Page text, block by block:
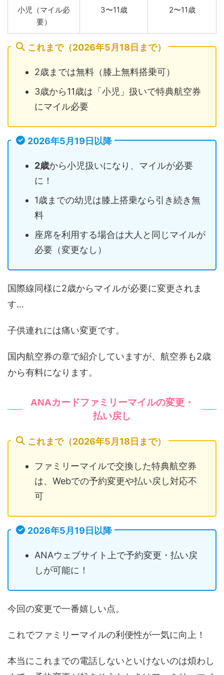
小児（マイル必
要）
3〜11歳 2〜11歳
これまで（2026年5月18日まで）
2歳までは無料（膝上無料搭乗可）
3歳から11歳は「小児」扱いで特典航空券
にマイル必要
2026年5月19日以降
2歳から小児扱いになり、マイルが必要
に！
1歳までの幼児は膝上搭乗なら引き続き無
料
座席を利用する場合は大人と同じマイルが
必要（変更なし）
国際線同様に2歳からマイルが必要に変更されま
す…
子供連れには痛い変更です。
国内航空券の章で紹介していますが、航空券も2歳
から有料になります。
ANAカードファミリーマイルの変更・
払い戻し
これまで（2026年5月18日まで）
ファミリーマイルで交換した特典航空券
は、Webでの予約変更や払い戻し対応不
可
2026年5月19日以降
ANAウェブサイト上で予約変更・払い戻
しが可能に！
今回の変更で一番嬉しい点。
これでファミリーマイルの利便性が一気に向上！
本当にこれまでの電話しないといけないのは煩わし